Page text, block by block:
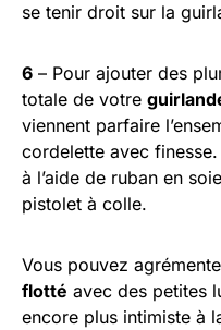
se tenir droit sur la
6 – Pour ajouter des
totale de votre
viennent parfaire
cordelette avec
à l’aide de ruban en
pistolet à colle.
Vous pouvez
flotté avec des petites
encore plus intimiste à